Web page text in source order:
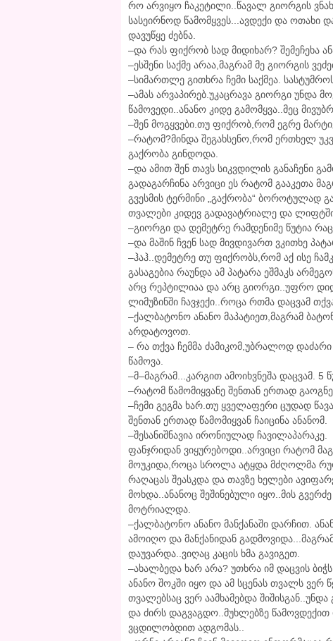
რო არვიყო ჩაკეტილი..წავალ გიორგის
სასეირნოდ წამომყვეს...ავდექი და ოთახი
დავუწყე ძებნა.
–და რას ფიქრობ სად მიდიხარ? შემეჩეხა
–ესშენი საქმე არაა,მაგრამ მე გიორგის
–სიმართლე გითხრა ჩემი საქმეა.
–ამას არვაპირებ.უკაცრავა გიორგი უნდა
წამოვედი..ანანო კიდე გამომყვა..მეც
–შენ მოგყვები.თუ ფიქრობ,რომ ეგრე
–რატომ?მინდა შეგახსენო,რომ ერთხელ
გაქრობა გინდოდა.
–და ამით შენ თავს სიკვდილის განაჩენი
გადაგარჩინა არვიცი ეს რატომ გააკეთა
გვესმის ტერმინი „გაქრობა“ ბოროტულად
თვალები კიდევ გადავატრიალე და
–გიორგი და დემეტრე რამდენიმე წუტია რაც
–და მაშინ ჩვენ სად მივდივართ ვკითხე
–ჰაჰ..დემეტრე თუ ფიქრობს,რომ აქ ისე
გასაგებია რაუნდა ამ პატარა ეშმაკს
არც რეპტილიაა და არც გიორგი..უფრო
ლიმუზინში ჩავჯექი..როცა რთმა დაცვამ
–ქალბატონო ანანო მაპატიეთ,მაგრამ
არდატოვოთ.
– რა თქვა ჩემმა ძამიკომ,უბრალოდ
წამოვა.
–მ–მაგრამ...კარგით ამოიხვნეშა დაცვამ. 5
–რატომ წამომიყვანე შენთან ერთად
–ჩემი გეგმა ხარ.თუ ყველაფერი ცუდად
შენთან ერთად წამომიყვან ჩაიცინა ანანომ.
–შესანიშნავია ირონიულად ჩავილაპარაკე.
ფანჯრიდან ვიყურებოდი..არვიცი რატომ
მოუკიდა,როცა სროლა ატყდა მძღოლმა
რაღაცას შეასკდა და თავზე ხელები
მოხდა..ანანოც შეშინებული იყო..მის
მოტრიალდა.
–ქალბატონო ანანო მანქანაში დარჩით.
ამოიღო და მანქანიდან
დაუვარდა..ვიღაც კაცის ხმა გავიგეთ.
–ახალბედა ხარ არა? უთხრა იმ დაცვის
ანანო შოკში იყო და ამ სცენას თვალს ვერ
თვალებსაც ვერ აამხამებდა
და ძირს დაგვაგდო..მუხლებზე
ვცდილობდით ადგომას..